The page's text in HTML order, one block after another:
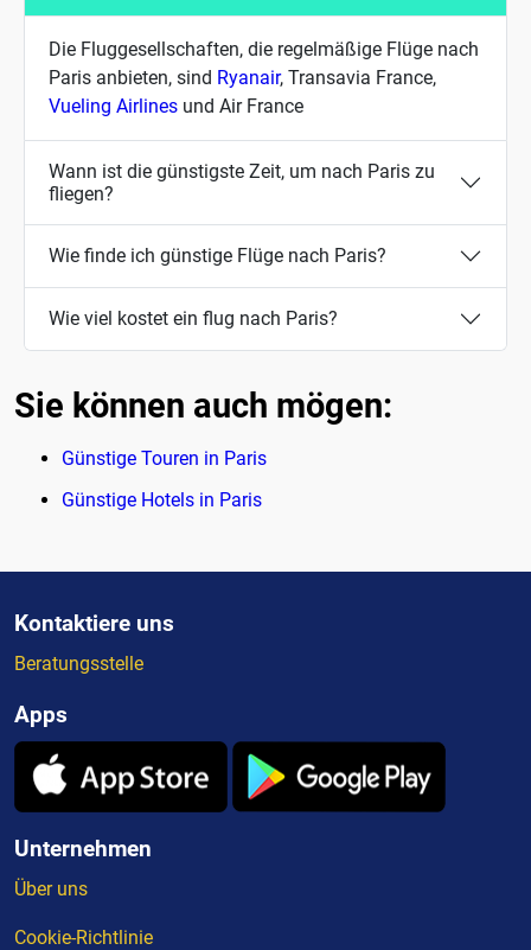
Die Fluggesellschaften, die regelmäßige Flüge nach
Paris anbieten, sind Ryanair, Transavia France,
Vueling Airlines und Air France
Wann ist die günstigste Zeit, um nach Paris zu
fliegen?
Wie finde ich günstige Flüge nach Paris?
Wie viel kostet ein flug nach Paris?
Sie können auch mögen:
Günstige Touren in Paris
Günstige Hotels in Paris
Kontaktiere uns
Beratungsstelle
Apps
Unternehmen
Über uns
Cookie-Richtlinie